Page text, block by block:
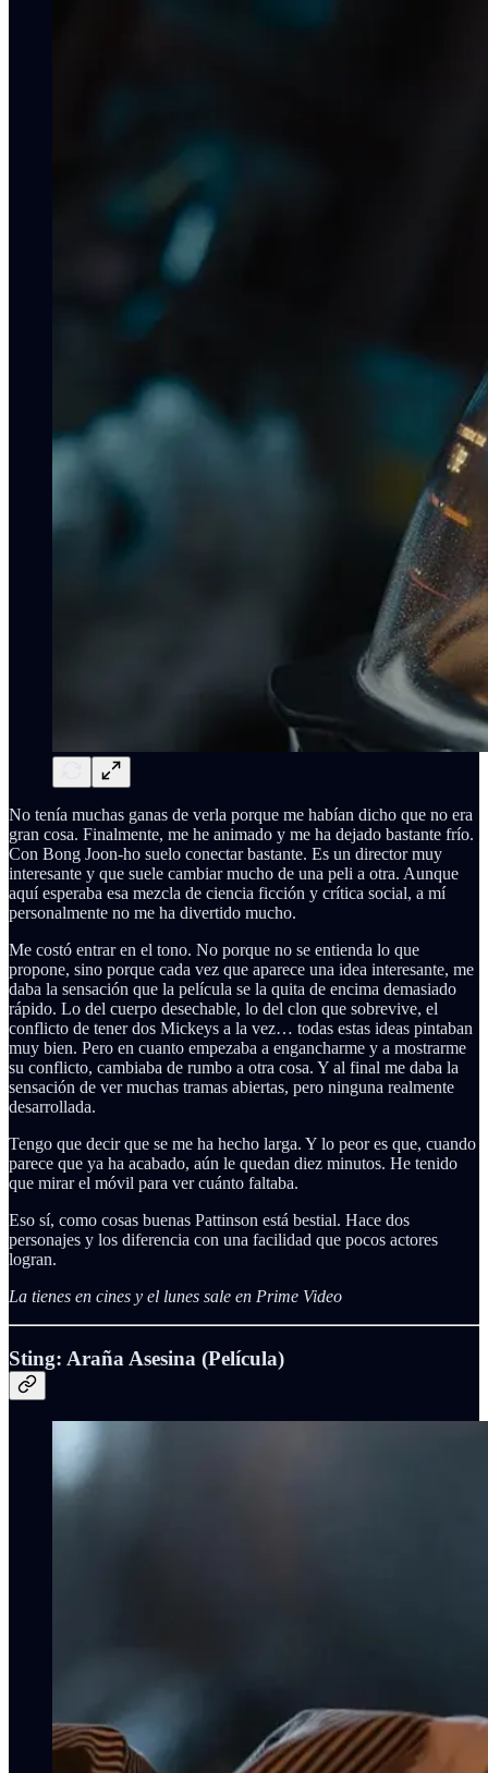
No tenía muchas ganas de verla porque me habían dicho que no era
gran cosa. Finalmente, me he animado y me ha dejado bastante frío.
Con Bong Joon-ho suelo conectar bastante. Es un director muy
interesante y que suele cambiar mucho de una peli a otra. Aunque
aquí esperaba esa mezcla de ciencia ficción y crítica social, a mí
personalmente no me ha divertido mucho.
Me costó entrar en el tono. No porque no se entienda lo que
propone, sino porque cada vez que aparece una idea interesante, me
daba la sensación que la película se la quita de encima demasiado
rápido. Lo del cuerpo desechable, lo del clon que sobrevive, el
conflicto de tener dos Mickeys a la vez… todas estas ideas pintaban
muy bien. Pero en cuanto empezaba a engancharme y a mostrarme
su conflicto, cambiaba de rumbo a otra cosa. Y al final me daba la
sensación de ver muchas tramas abiertas, pero ninguna realmente
desarrollada.
Tengo que decir que se me ha hecho larga. Y lo peor es que, cuando
parece que ya ha acabado, aún le quedan diez minutos. He tenido
que mirar el móvil para ver cuánto faltaba.
Eso sí, como cosas buenas Pattinson está bestial. Hace dos
personajes y los diferencia con una facilidad que pocos actores
logran.
La tienes en cines y el lunes sale en Prime Video
Sting: Araña Asesina (Película)